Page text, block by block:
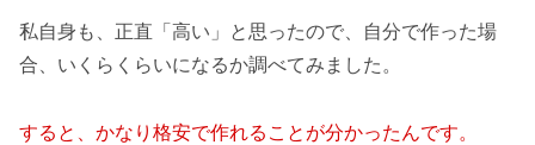
私自身も、正直「高い」と思ったので、自分で作った場
合、いくらくらいになるか調べてみました。
すると、かなり格安で作れることが分かったんです。